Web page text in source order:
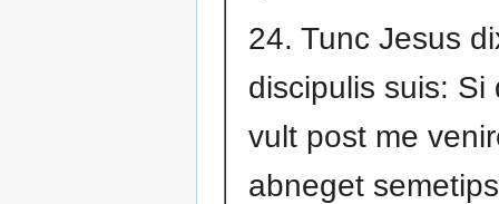
24. Tunc Jesus
discipulis suis: Si
vult post me
abneget